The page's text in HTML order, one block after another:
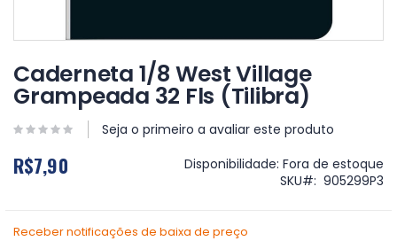
para
o
início
Galeria
imagens
Caderneta 1/8 West Village
Grampeada 32 Fls (Tilibra)
Seja o primeiro a avaliar este produto
R$7,90 Disponibilidade: Fora de estoque
SKU
905299P3
Receber notificações de baixa de preço